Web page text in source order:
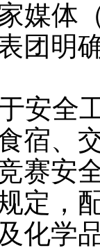
媒体
团明
全工
宿、
赛安
定，
化学